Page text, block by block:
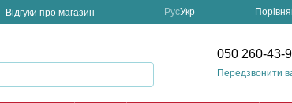
Відгуки про магазин РусУкр
050 260-43-
Передзвонити